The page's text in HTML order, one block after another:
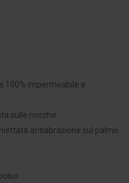
100% impermeabile e
sulle nocche
antiabrasione sul palmo